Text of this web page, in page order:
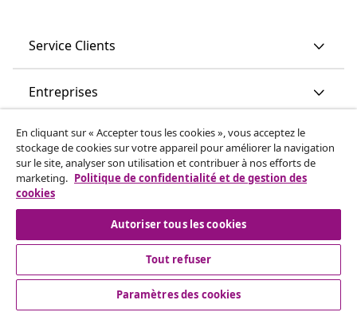
Service Clients
Entreprises
vidaXL
More content links
© 2008-2026 www.vidaxl.ch est un site web de TM
En cliquant sur « Accepter tous les cookies », vous acceptez le
stockage de cookies sur votre appareil pour améliorer la navigation
sur le site, analyser son utilisation et contribuer à nos efforts de
marketing. Politique de confidentialité et de gestion des
cookies
Autoriser tous les cookies
Tout refuser
Paramètres des cookies